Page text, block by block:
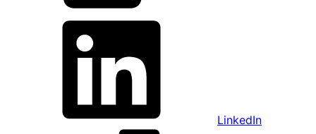
LinkedIn